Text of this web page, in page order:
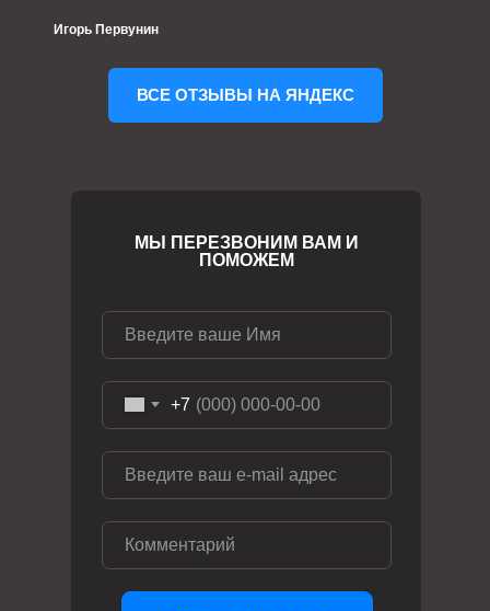
Игорь Первунин
ВСЕ ОТЗЫВЫ НА ЯНДЕКС
+7
МЫ ПЕРЕЗВОНИМ ВАМ И
ПОМОЖЕМ